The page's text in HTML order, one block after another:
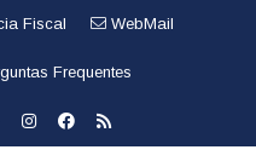
Fiscal WebMail
Frequentes